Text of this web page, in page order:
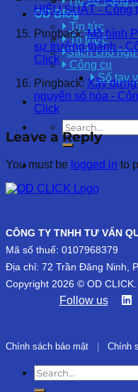
OD Blog
Tin tức
Tri thức
Sách cho
Công cụ
Sổ tay
HIỆU SUẤT - Công
Pingback:Mô hình
sự trưởng thành -
Click
Pingback: Xây
nguyên số hóa -
Click
Leave a Reply
You must be logged in to
CÔNG TY TNHH TƯ VẤN
Mã số thuế: 0107968379
Địa chỉ: 72 Trần Đăng Ninh,
Copyright 2026 © OD CLICK.
Follow us
Chính sách bảo mật Chính